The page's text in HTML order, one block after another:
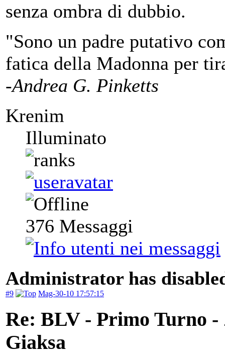
senza ombra di dubbio.
"Sono un padre putativo
fatica della Madonna per
-Andrea G. Pinketts
Krenim
Illuminato
376 Messaggi
Administrator has
#9 Mag-30-10 17:57:15
Re: BLV - Primo Turno
Giaksa